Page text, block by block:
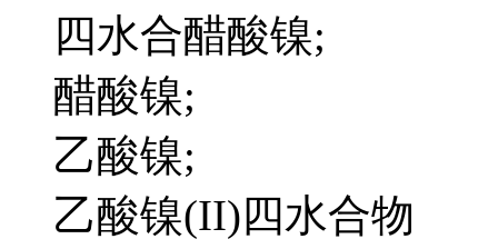
四水合醋酸镍;
醋酸镍;
乙酸镍;
乙酸镍(II)四水合物